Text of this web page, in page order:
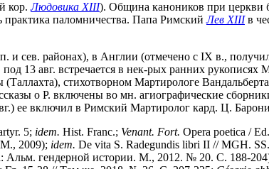
кор.Людовика XIII). Община каноников при церкви
практика паломничества. Папа РимскийЛев XIIIв
и сев. районах), в Англии (отмечено с IX в.,
13 авг. встречается в нек-рых ранних
стихотворном Мартирологе
о Р. включены во мн. агиографические
ее включил в Римский Мартиролог кард. Ц.
5; idem. Hist. Franc.; Venant. Fort. Opera poetica /
2009); idem. De vita S. Radegundis libri II // MGH.
гендерной истории. М., 2012. № 20. С. 188-